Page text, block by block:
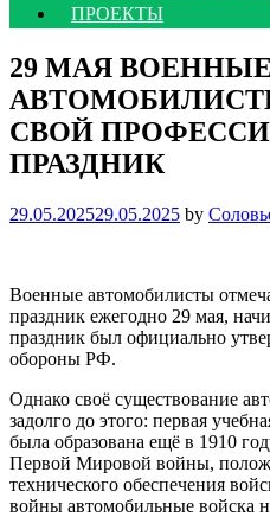
ПРОЕКТЫ
29 МАЯ ВОЕННЫЕ
СВОЙ
ПРАЗДНИК
29.05.202529.05.2025 by
Военные автомобилисты
праздник ежегодно 29 мая,
праздник был официально
обороны РФ.
Однако своё существование
задолго до этого: первая
была образована ещё в 1910
Первой Мировой войны,
технического обеспечения
войны автомобильные войска